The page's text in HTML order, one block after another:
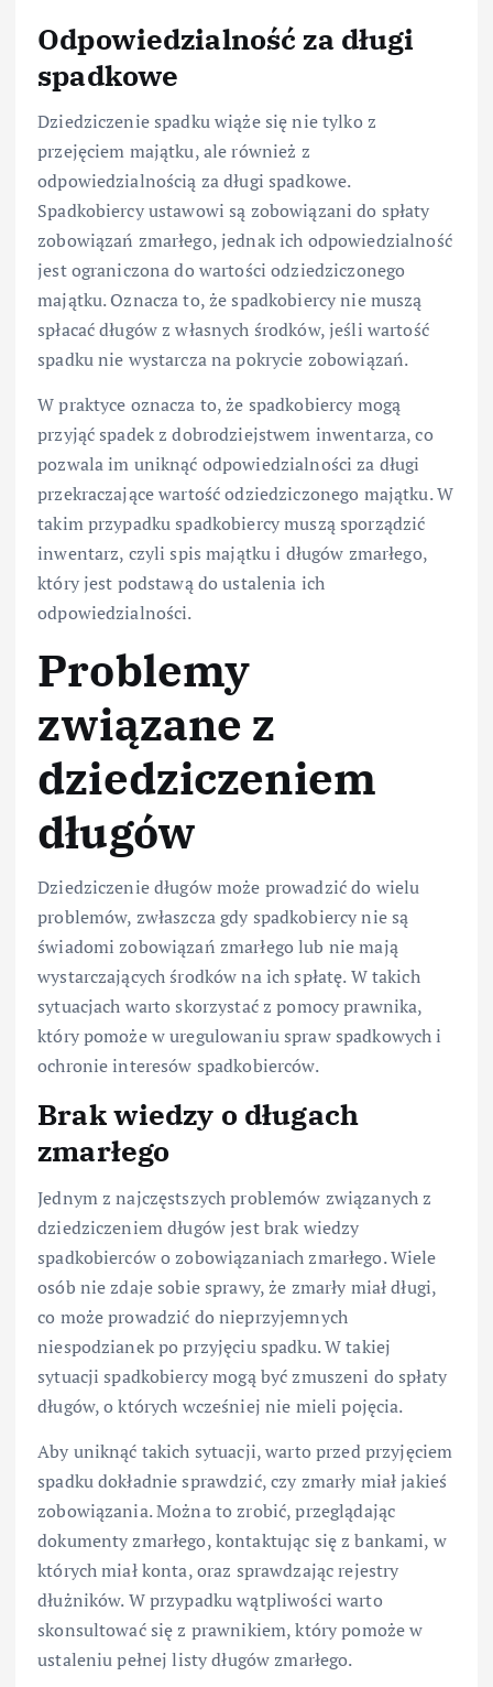
Odpowiedzialność za długi
spadkowe
Dziedziczenie spadku wiąże się nie tylko z
przejęciem majątku, ale również z
odpowiedzialnością za długi spadkowe.
Spadkobiercy ustawowi są zobowiązani do spłaty
zobowiązań zmarłego, jednak ich odpowiedzialność
jest ograniczona do wartości odziedziczonego
majątku. Oznacza to, że spadkobiercy nie muszą
spłacać długów z własnych środków, jeśli wartość
spadku nie wystarcza na pokrycie zobowiązań.
W praktyce oznacza to, że spadkobiercy mogą
przyjąć spadek z dobrodziejstwem inwentarza, co
pozwala im uniknąć odpowiedzialności za długi
przekraczające wartość odziedziczonego majątku. W
takim przypadku spadkobiercy muszą sporządzić
inwentarz, czyli spis majątku i długów zmarłego,
który jest podstawą do ustalenia ich
odpowiedzialności.
Problemy
związane z
dziedziczeniem
długów
Dziedziczenie długów może prowadzić do wielu
problemów, zwłaszcza gdy spadkobiercy nie są
świadomi zobowiązań zmarłego lub nie mają
wystarczających środków na ich spłatę. W takich
sytuacjach warto skorzystać z pomocy prawnika,
który pomoże w uregulowaniu spraw spadkowych i
ochronie interesów spadkobierców.
Brak wiedzy o długach
zmarłego
Jednym z najczęstszych problemów związanych z
dziedziczeniem długów jest brak wiedzy
spadkobierców o zobowiązaniach zmarłego. Wiele
osób nie zdaje sobie sprawy, że zmarły miał długi,
co może prowadzić do nieprzyjemnych
niespodzianek po przyjęciu spadku. W takiej
sytuacji spadkobiercy mogą być zmuszeni do spłaty
długów, o których wcześniej nie mieli pojęcia.
Aby uniknąć takich sytuacji, warto przed przyjęciem
spadku dokładnie sprawdzić, czy zmarły miał jakieś
zobowiązania. Można to zrobić, przeglądając
dokumenty zmarłego, kontaktując się z bankami, w
których miał konta, oraz sprawdzając rejestry
dłużników. W przypadku wątpliwości warto
skonsultować się z prawnikiem, który pomoże w
ustaleniu pełnej listy długów zmarłego.